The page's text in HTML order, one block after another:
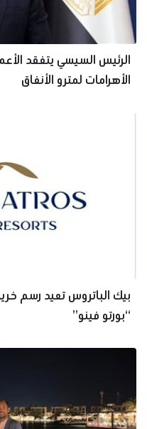
الرئيس السيسي يتفقد
الأهرامات لمترو الأنفاق
بيك الباتروس تعيد رسم
“بورتو فينو”